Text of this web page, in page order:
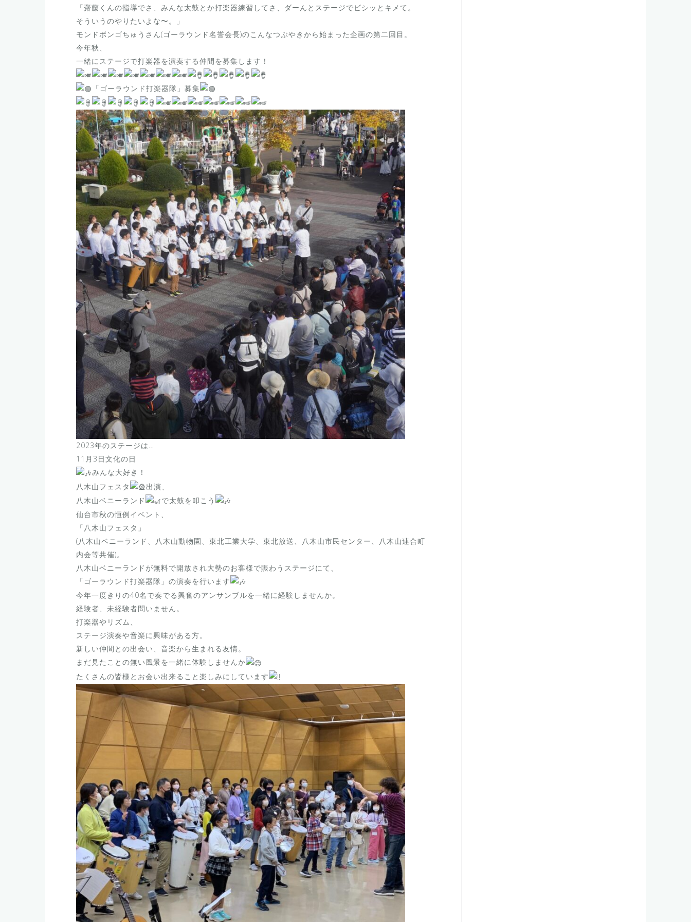
「齋藤くんの指導でさ、みんな太鼓とか打楽器練習してさ、ダーんとステージでビシッとキメて。
そういうのやりたいよな〜。」
モンドボンゴちゅうさん(ゴーラウンド名誉会長)のこんなつぶやきから始まった企画の第二回目。
今年秋、
一緒にステージで打楽器を演奏する仲間を募集します！
「ゴーラウンド打楽器隊」募集
2023年のステージは…
11月3日文化の日
みんな大好き！
八木山フェスタ
出演、
八木山ベニーランド
で太鼓を叩こう
仙台市秋の恒例イベント、
「八木山フェスタ」
(八木山ベニーランド、八木山動物園、東北工業大学、東北放送、八木山市民センター、八木山連合町
内会等共催)。
八木山ベニーランドが無料で開放され大勢のお客様で賑わうステージにて、
「ゴーラウンド打楽器隊」の演奏を行います
今年一度きりの40名で奏でる興奮のアンサンブルを一緒に経験しませんか。
経験者、未経験者問いません。
打楽器やリズム、
ステージ演奏や音楽に興味がある方。
新しい仲間との出会い、音楽から生まれる友情。
まだ見たことの無い風景を一緒に体験しませんか
たくさんの皆様とお会い出来ること楽しみにしています